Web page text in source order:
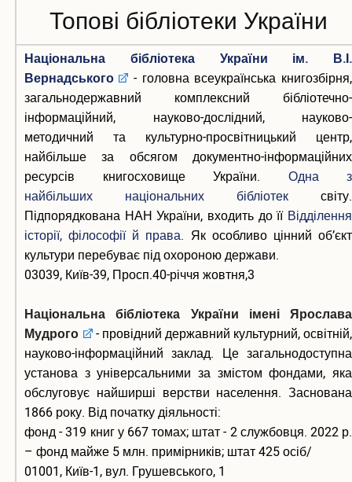
Інституційний репозитарій
Контакти
Топові бібліотеки України
Національна бібліотека України ім. В.І.
Вернадського
- головна всеукраїнська книгозбірня,
загальнодержавний комплексний бібліотечно-
інформаційний, науково-дослідний, науково-
методичний та культурно-просвітницький центр,
найбільше за обсягом документно-інформаційних
ресурсів книгосховище України. Одна з
найбільших
національних бібліотек світу.
Підпорядкована НАН України, входить до її Відділення
історії, філософії й права. Як особливо цінний об’єкт
культури перебуває під охороною держави.
03039, Київ-39, Просп.40-річчя жовтня,3
Національна бібліотека України імені Ярослава
Мудрого
- провідний державний культурний, освітній,
науково-інформаційний заклад. Це загальнодоступна
установа з універсальними за змістом фондами, яка
обслуговує найширші верстви населення. Заснована
1866 року. Від початку діяльності:
фонд - 319 книг у 667 томах; штат - 2 службовця. 2022 р.
– фонд майже 5 млн. примірників; штат 425 осіб/
01001, Київ-1, вул. Грушевського, 1